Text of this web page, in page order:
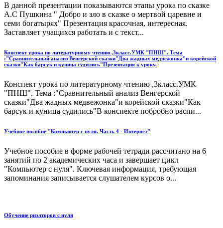
В данной презентации показываются этапы урока по сказке
А.С Пушкина " Добро и зло в сказке о мертвой царевне и
семи богатырях" Презентация красочная, интересная.
Заставляет учащихся работать и с текст...
Конспект урока по литературному чтению ,3класс.УМК "ПНШ". Тема
:"Сравнительный анализ Венгерской сказки"Два жадных медвежонка"и корейской
сказки"Как барсук и куница судились"Презентация к уроку.
Конспект урока по литературному чтению ,3класс.УМК
"ПНШ". Тема :"Сравнительный анализ Венгерской
сказки"Два жадных медвежонка"и корейской сказки"Как
барсук и куница судились"В конспекте побробно распи...
Учебное пособие "Компьютер с нуля. Часть 4 - Интернет"
Учебное пособие в форме рабочей тетради рассчитано на 6
занятий по 2 академических часа и завершает цикл
"Компьютер с нуля". Ключевая информация, требующая
запоминания записывается слушателем курсов о...
Обучение риэлторов с нуля